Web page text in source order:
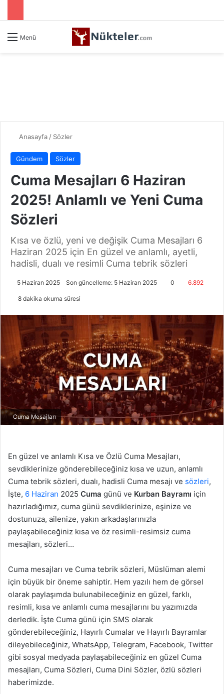
Menü
Anasayfa / Sözler
Gündem Sözler
Cuma Mesajları 6 Haziran
2025! Anlamlı ve Yeni Cuma
Sözleri
Kısa ve özlü, yeni ve değişik Cuma Mesajları 6
Haziran 2025 için En güzel ve anlamlı, ayetli,
hadisli, dualı ve resimli Cuma tebrik sözleri
5 Haziran 2025 Son güncelleme: 5 Haziran 2025 0 6.892
8 dakika okuma süresi
Cuma Mesajları
En güzel ve anlamlı Kısa ve Özlü Cuma Mesajları,
sevdiklerinize gönderebileceğiniz kısa ve uzun, anlamlı
Cuma tebrik sözleri, dualı, hadisli Cuma mesajı ve sözleri,
İşte, 6 Haziran 2025 Cuma günü ve Kurban Bayramı için
hazırladığımız, cuma günü sevdiklerinize, eşinize ve
dostunuza, ailenize, yakın arkadaşlarınızla
paylaşabileceğiniz kısa ve öz resimli-resimsiz cuma
mesajları, sözleri…
Cuma mesajları ve Cuma tebrik sözleri, Müslüman alemi
için büyük bir öneme sahiptir. Hem yazılı hem de görsel
olarak paylaşımda bulunabileceğiniz en güzel, farklı,
resimli, kısa ve anlamlı cuma mesajlarını bu yazımızda
derledik. İşte Cuma günü için SMS olarak
gönderebileceğiniz, Hayırlı Cumalar ve Hayırlı Bayramlar
dileyebileceğiniz, WhatsApp, Telegram, Facebook, Twitter
gibi sosyal medyada paylaşabileceğiniz en güzel Cuma
mesajları, Cuma Sözleri, Cuma Dini Sözler, özlü sözleri
haberimizde.